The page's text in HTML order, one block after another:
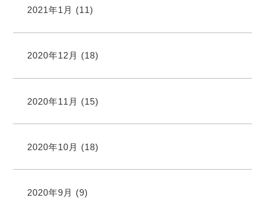
2021年1月 (11)
2020年12月 (18)
2020年11月 (15)
2020年10月 (18)
2020年9月 (9)